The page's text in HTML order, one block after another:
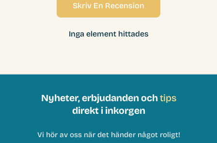
Skriv En Recension
Inga element hittades
Nyheter, erbjudanden ochtips
direkt i inkorgen
Vi hör av oss när det händer något roligt!